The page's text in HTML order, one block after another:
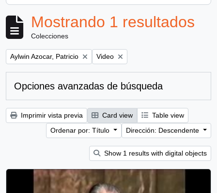
Mostrando 1 resultados
Colecciones
Remove filter:
Aylwin Azocar, Patricio Remove filter:
Video
Opciones avanzadas de búsqueda
Imprimir vista previa Card view
Table view
Ordenar por: Título
Dirección: Descendente
Show 1 results with digital objects